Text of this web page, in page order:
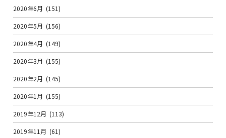
2020年6月 (151)
2020年5月 (156)
2020年4月 (149)
2020年3月 (155)
2020年2月 (145)
2020年1月 (155)
2019年12月 (113)
2019年11月 (61)